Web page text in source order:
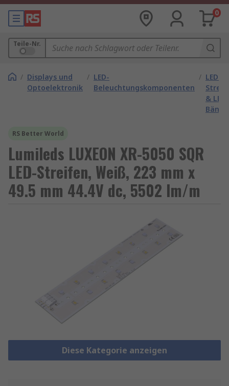
0
Teile-Nr.
/ Displays und
Optoelektronik
/ LED-
Beleuchtungskomponenten
/ LED-
& LED-
RS Better World
Lumileds LUXEON XR-5050 SQR
LED-Streifen, Weiß, 223 mm x
49.5 mm 44.4V dc, 5502 lm/m
Diese Kategorie anzeigen